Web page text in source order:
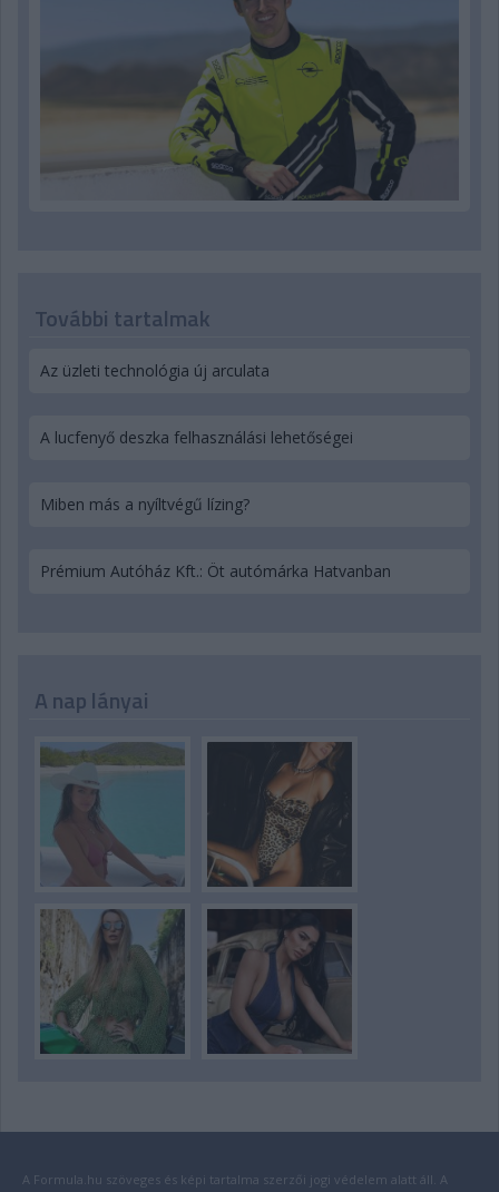
További tartalmak
Az üzleti technológia új arculata
A lucfenyő deszka felhasználási lehetőségei
Miben más a nyíltvégű lízing?
Prémium Autóház Kft.: Öt autómárka Hatvanban
A nap lányai
A Formula.hu szöveges és képi tartalma szerzői jogi védelem alatt áll. A